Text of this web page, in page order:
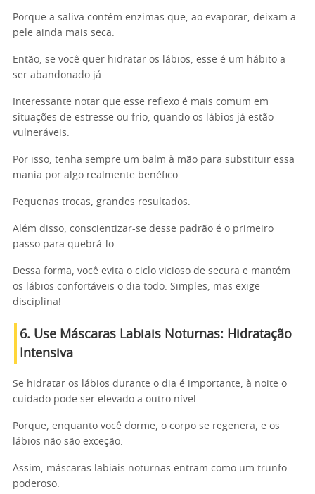
Porque a saliva contém enzimas que, ao evaporar, deixam a
pele ainda mais seca.
Então, se você quer hidratar os lábios, esse é um hábito a
ser abandonado já.
Interessante notar que esse reflexo é mais comum em
situações de estresse ou frio, quando os lábios já estão
vulneráveis.
Por isso, tenha sempre um balm à mão para substituir essa
mania por algo realmente benéfico.
Pequenas trocas, grandes resultados.
Além disso, conscientizar-se desse padrão é o primeiro
passo para quebrá-lo.
Dessa forma, você evita o ciclo vicioso de secura e mantém
os lábios confortáveis o dia todo. Simples, mas exige
disciplina!
6. Use Máscaras Labiais Noturnas: Hidratação
Intensiva
Se hidratar os lábios durante o dia é importante, à noite o
cuidado pode ser elevado a outro nível.
Porque, enquanto você dorme, o corpo se regenera, e os
lábios não são exceção.
Assim, máscaras labiais noturnas entram como um trunfo
poderoso.